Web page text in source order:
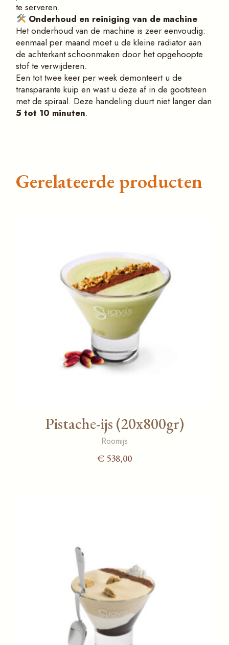
te serveren.
Onderhoud en reiniging van de machine
Het onderhoud van de machine is zeer eenvoudig:
eenmaal per maand moet u de kleine radiator aan
de achterkant schoonmaken door het opgehoopte
stof te verwijderen.
Een tot twee keer per week demonteert u de
transparante kuip en wast u deze af in de gootsteen
met de spiraal. Deze handeling duurt niet langer dan
5 tot 10 minuten.
Gerelateerde producten
Pistache-ijs (20x800gr)
Roomijs
€ 538,00